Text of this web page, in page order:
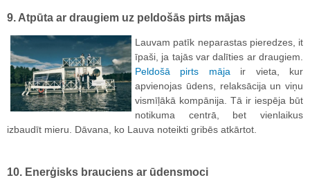
9. Atpūta ar draugiem uz peldošās pirts mājas
Lauvam patīk neparastas pieredzes, it
īpaši, ja tajās var dalīties ar draugiem.
Peldošā pirts mājair vieta, kur
apvienojas ūdens, relaksācija un viņu
vismīļākā kompānija. Tā ir iespēja būt
notikuma centrā, bet vienlaikus
izbaudīt mieru. Dāvana, ko Lauva noteikti gribēs atkārtot.
10. Enerģisks brauciens ar ūdensmoci